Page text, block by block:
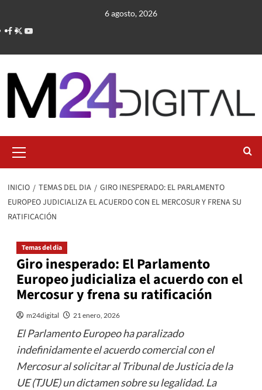
contenido
6 agosto, 2026
primario
INICIO TEMAS DEL DIA
GIRO INESPERADO: EL PARLAMENTO
EUROPEO JUDICIALIZA EL ACUERDO CON EL MERCOSUR Y FRENA SU
RATIFICACIÓN
Temas del dia
Giro inesperado: El Parlamento
Europeo judicializa el acuerdo con el
Mercosur y frena su ratificación
m24digital 21 enero, 2026
El Parlamento Europeo ha paralizado
indefinidamente el acuerdo comercial con el
Mercosur al solicitar al Tribunal de Justicia de la
UE (TJUE) un dictamen sobre su legalidad. La